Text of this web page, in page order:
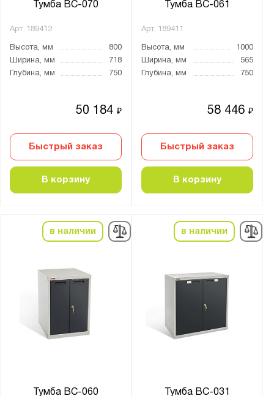
Тумба ВС-070
Арт. 189412
Высота, мм
800
Ширина, мм
718
Глубина, мм
750
50 184₽
Быстрый заказ
В корзину
Тумба ВС-061
Арт. 189411
Высота, мм
1000
Ширина, мм
565
Глубина, мм
750
58 446₽
Быстрый заказ
В корзину
в наличии
Тумба ВС-060
в наличии
Тумба ВС-031